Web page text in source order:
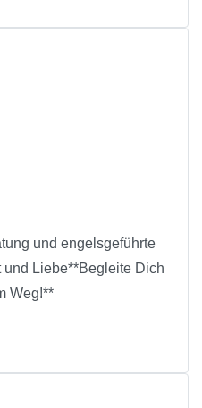
und engelsgeführte
und Liebe**Begleite Dich
Weg!**